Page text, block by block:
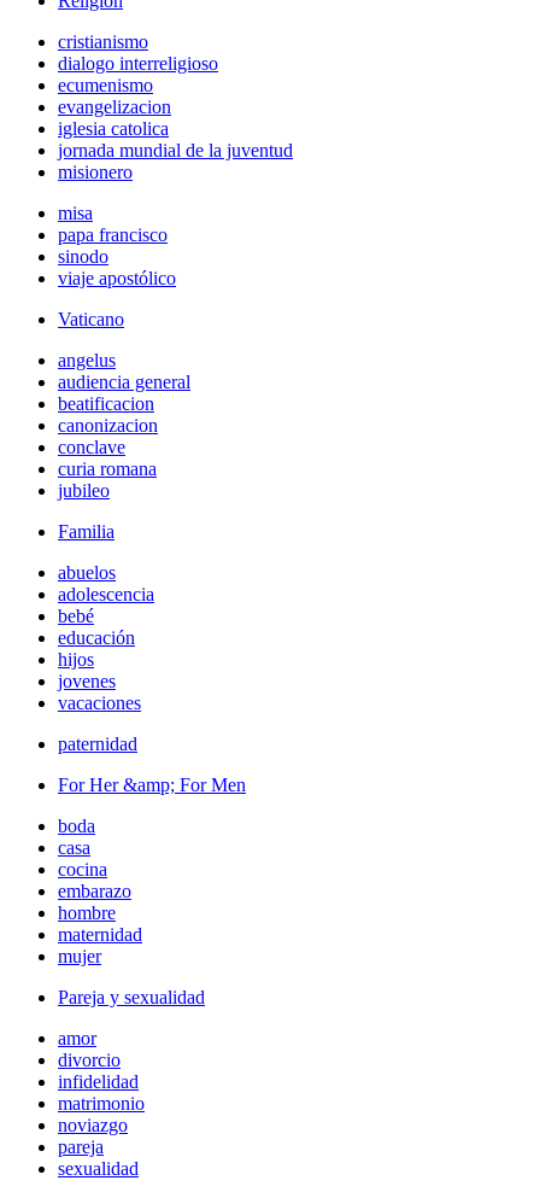
cristianismo
dialogo interreligioso
ecumenismo
evangelizacion
iglesia catolica
jornada mundial de la juventud
misionero
misa
papa francisco
sinodo
viaje apostólico
Vaticano
angelus
audiencia general
beatificacion
canonizacion
conclave
curia romana
jubileo
Familia
abuelos
adolescencia
bebé
educación
hijos
jovenes
vacaciones
paternidad
For Her &amp; For Men
boda
casa
cocina
embarazo
hombre
maternidad
mujer
Pareja y sexualidad
amor
divorcio
infidelidad
matrimonio
noviazgo
pareja
sexualidad